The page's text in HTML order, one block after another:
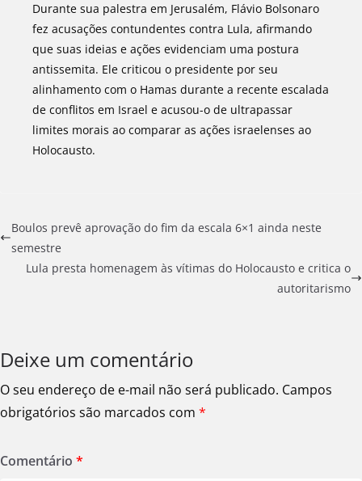
Durante sua palestra em Jerusalém, Flávio Bolsonaro
fez acusações contundentes contra Lula, afirmando
que suas ideias e ações evidenciam uma postura
antissemita. Ele criticou o presidente por seu
alinhamento com o Hamas durante a recente escalada
de conflitos em Israel e acusou-o de ultrapassar
limites morais ao comparar as ações israelenses ao
Holocausto.
Boulos prevê aprovação do fim da escala 6×1 ainda neste
semestre
Lula presta homenagem às vítimas do Holocausto e critica o
autoritarismo
Deixe um comentário
O seu endereço de e-mail não será publicado. Campos
obrigatórios são marcados com *
Comentário *